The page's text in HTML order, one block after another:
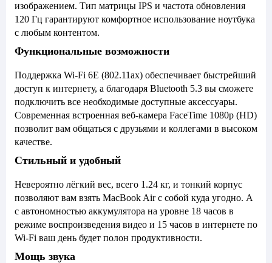
изображением. Тип матрицы IPS и частота обновления
120 Гц гарантируют комфортное использование ноутбука
с любым контентом.
Функциональные возможности
Поддержка Wi-Fi 6E (802.11ax) обеспечивает быстрейший
доступ к интернету, а благодаря Bluetooth 5.3 вы сможете
подключить все необходимые доступные аксессуары.
Современная встроенная веб-камера FaceTime 1080p (HD)
позволит вам общаться с друзьями и коллегами в высоком
качестве.
Стильный и удобный
Невероятно лёгкий вес, всего 1.24 кг, и тонкий корпус
позволяют вам взять MacBook Air с собой куда угодно. А
с автономностью аккумулятора на уровне 18 часов в
режиме воспроизведения видео и 15 часов в интернете по
Wi-Fi ваш день будет полон продуктивности.
Мощь звука